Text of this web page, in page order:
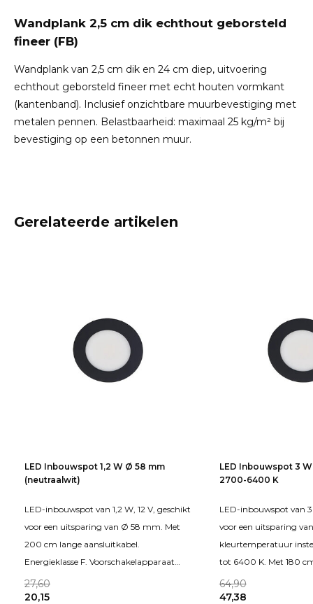
Wandplank 2,5 cm dik echthout geborsteld
fineer (FB)
Wandplank van 2,5 cm dik en 24 cm diep, uitvoering
echthout geborsteld fineer met echt houten vormkant
(kantenband). Inclusief onzichtbare muurbevestiging met
metalen pennen. Belastbaarheid: maximaal 25 kg/m² bij
bevestiging op een betonnen muur.
Gerelateerde artikelen
LED Inbouwspot 1,2 W Ø 58 mm
(neutraalwit)
LED-inbouwspot van 1,2 W, 12 V, geschikt
voor een uitsparing van Ø 58 mm. Met
200 cm lange aansluitkabel.
Energieklasse F. Voorschakelapparaat
apart
27,60
20,15
LED Inbouwspot 3
2700-6400 K
LED-inbouwspot van 3
voor een uitsparing
kleurtemperatuur
tot 6400 K. Met 180
64,90
47,38